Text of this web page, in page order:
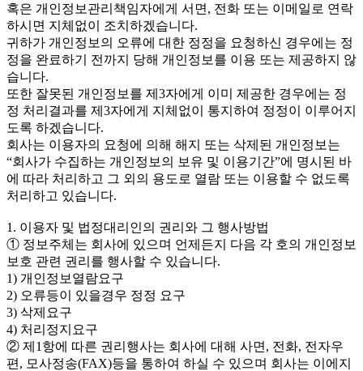
혹은 개인정보관리책임자에게 서면, 전화 또는 이메일로 연락
하시면 지체없이 조치하겠습니다.
귀하가 개인정보의 오류에 대한 정정을 요청하신 경우에는 정
정을 완료하기 전까지 당해 개인정보를 이용 또는 제공하지 않
습니다.
또한 잘못된 개인정보를 제3자에게 이미 제공한 경우에는 정
정 처리결과를 제3자에게 지체없이 통지하여 정정이 이루어지
도록 하겠습니다.
회사는 이용자의 요청에 의해 해지 또는 삭제된 개인정보는
“회사가 수집하는 개인정보의 보유 및 이용기간”에 명시된 바
에 따라 처리하고 그 외의 용도로 열람 또는 이용할 수 없도록
처리하고 있습니다.
1. 이용자 및 법정대리인의 권리와 그 행사방법
① 정보주체는 회사에 있으며 언제든지 다음 각 호의 개인정보
보호 관련 권리를 행사할 수 있습니다.
1) 개인정보열람요구
2) 오류등이 있을경우 정정 요구
3) 삭제요구
4) 처리정지요구
② 제1항에 따른 권리행사는 회사에 대해 사면, 전화, 전자우
편, 모사정송(FAX)등을 통하여 하실 수 있으며 회사는 이에지